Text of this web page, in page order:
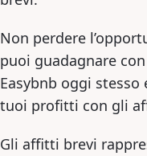
Non perdere
puoi guadagnare
Easybnb oggi stesso
tuoi profitti con gli
Gli affitti brevi